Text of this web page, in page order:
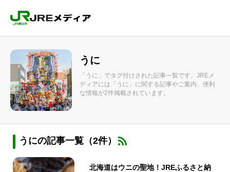
うに
「うに」でタグ付けされた記事一覧です。JREメ
ディアには「うに」に関する記事やご案内、便利
な情報が2件掲載されています。
うにの記事一覧（2件）
北海道はウニの聖地！JREふるさと納